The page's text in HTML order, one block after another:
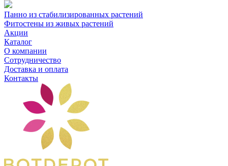
Панно из стабилизированных растений
Фитостены из живых растений
Акции
Каталог
О компании
Сотрудничество
Доставка и оплата
Контакты